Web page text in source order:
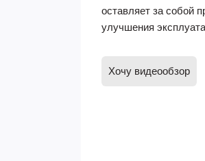
оставляет за собой
улучшения
Хочу видеообзор